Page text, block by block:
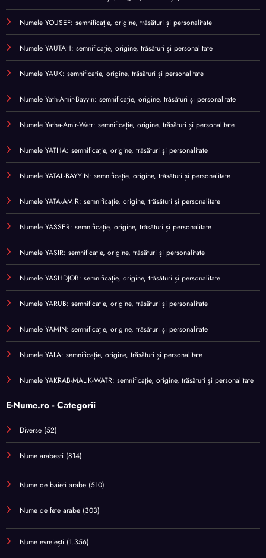
Numele YOUSEF: semnificație, origine, trăsături și personalitate
Numele YAUTAH: semnificație, origine, trăsături și personalitate
Numele YAUK: semnificație, origine, trăsături și personalitate
Numele Yath-Amir-Bayyin: semnificație, origine, trăsături și personalitate
Numele Yatha-Amir-Watr: semnificație, origine, trăsături și personalitate
Numele YATHA: semnificație, origine, trăsături și personalitate
Numele YATAL-BAYYIN: semnificație, origine, trăsături și personalitate
Numele YATA-AMIR: semnificație, origine, trăsături și personalitate
Numele YASSER: semnificație, origine, trăsături și personalitate
Numele YASIR: semnificație, origine, trăsături și personalitate
Numele YASHDJOB: semnificație, origine, trăsături și personalitate
Numele YARUB: semnificație, origine, trăsături și personalitate
Numele YAMIN: semnificație, origine, trăsături și personalitate
Numele YALA: semnificație, origine, trăsături și personalitate
Numele YAKRAB-MALIK-WATR: semnificație, origine, trăsături și personalitate
E-Nume.ro - Categorii
Diverse (52)
Nume arabesti (814)
Nume de baieti arabe (510)
Nume de fete arabe (303)
Nume evreiești (1.356)